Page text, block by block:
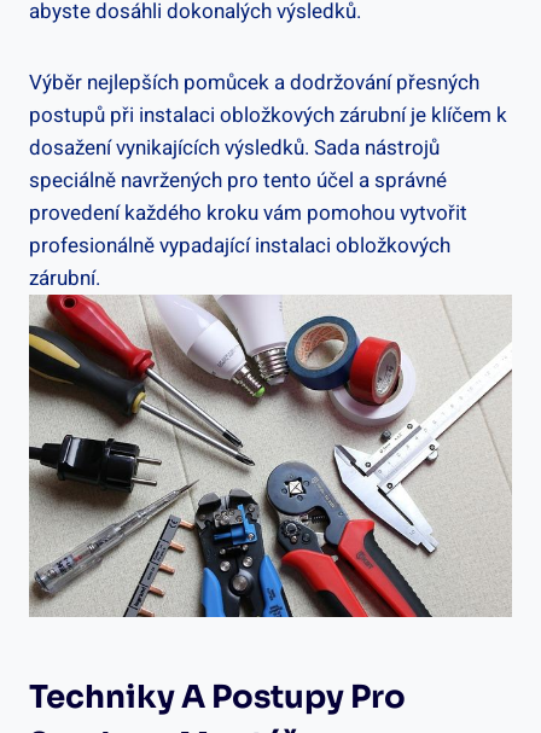
abyste dosáhli dokonalých výsledků.
Výběr nejlepších pomůcek a dodržování přesných
postupů při instalaci obložkových zárubní je klíčem k
dosažení vynikajících výsledků. Sada nástrojů
speciálně navržených pro tento účel a správné
provedení každého kroku vám pomohou vytvořit
profesionálně vypadající instalaci obložkových
zárubní.
Techniky A Postupy Pro